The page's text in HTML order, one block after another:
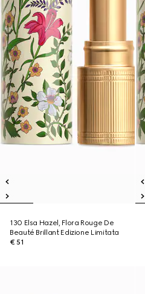
130 Elsa Hazel, Flora Rouge De
Beauté Brillant Edizione Limitata
€ 51